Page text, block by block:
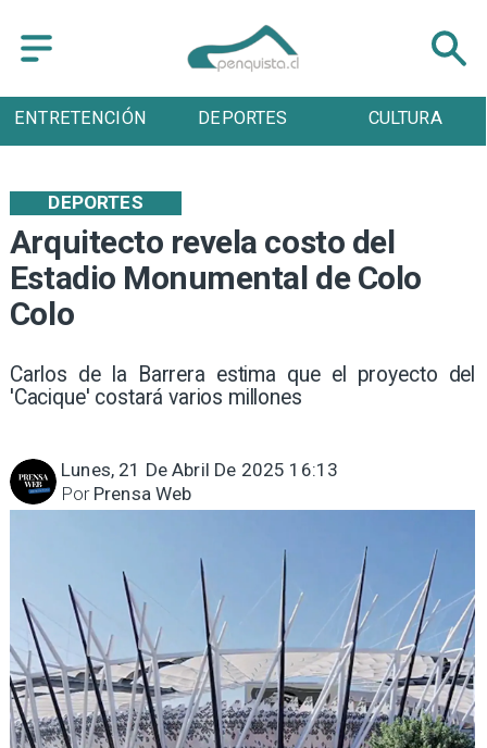
ENTRETENCIÓN DEPORTES CULTURA
Arquitecto revela costo del
Estadio Monumental de Colo
Colo
Carlos de la Barrera estima que el proyecto del
'Cacique' costará varios millones
DEPORTES
Lunes, 21 De Abril De 2025 16:13
Prensa Web
Por